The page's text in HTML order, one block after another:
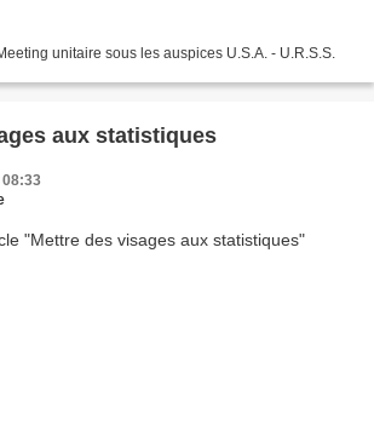
unitaire sous les auspices U.S.A. - U.R.S.S.
aux statistiques
08:33